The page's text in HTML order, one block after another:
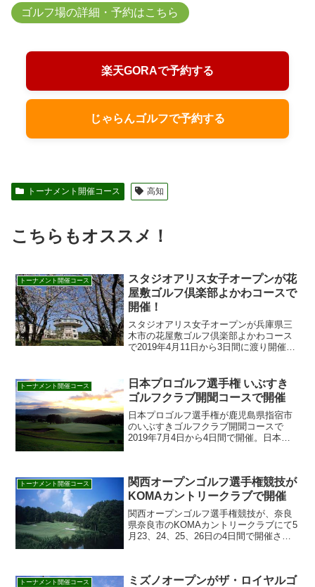
ゴルフ場の詳細・予約はこちら
楽天GORAで予約する
じゃらんゴルフで予約する
トーナメント開催コース 高知
こちらもオススメ！
トーナメント開催コース
スタジオアリス女子オープンが花
屋敷ゴルフ倶楽部よかわコースで
開催！
スタジオアリス女子オープンが兵庫県三
木市の花屋敷ゴルフ倶楽部よかわコース
で2019年4月11日から3日間に渡り開催。
の優勝者、ヤーデージをはじめ、開催ゴ
ルフ場「花屋敷ゴ...
トーナメント開催コース
日本プロゴルフ選手権 いぶすき
ゴルフクラブ開聞コースで開催
日本プロゴルフ選手権が鹿児島県指宿市
のいぶすきゴルフクラブ開聞コースで
2019年7月4日から4日間で開催。日本プ
ぶすきゴルフクラブの特...
トーナメント開催コース
関西オープンゴルフ選手権競技が
KOMAカントリークラブで開催
関西オープンゴルフ選手権競技が、奈良
県奈良市のKOMAカントリークラブにて5
月23、24、25、26日の4日間で開催され
め、開催ゴルフ...
トーナメント開催コース
ミズノオープンがザ・ロイヤルゴ